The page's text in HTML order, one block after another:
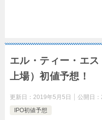
エル・ティー・エ
上場）初値予想！
更新日： 2019年5月5日 公開日：
IPO初値予想